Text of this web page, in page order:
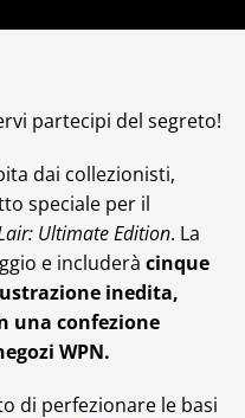
partecipi del segreto!
dai collezionisti,
speciale per il
Ultimate Edition. La
e includerà cinque
inedita,
una confezione
WPN.
di perfezionare le basi